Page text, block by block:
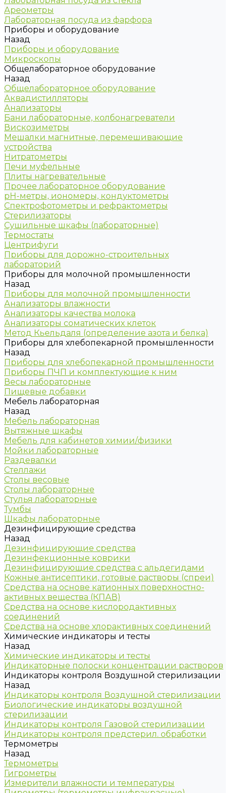
Ареометры
Лабораторная посуда из фарфора
Приборы и оборудование
Назад
Приборы и оборудование
Микроскопы
Общелабораторное оборудование
Назад
Общелабораторное оборудование
Аквадистилляторы
Анализаторы
Бани лабораторные, колбонагреватели
Вискозиметры
Мешалки магнитные, перемешивающие
устройства
Нитратометры
Печи муфельные
Плиты нагревательные
Прочее лабораторное оборудование
рН-метры, иономеры, кондуктометры
Спектрофотометры и рефрактометры
Стерилизаторы
Сушильные шкафы (лабораторные)
Термостаты
Центрифуги
Приборы для дорожно-строительных
лабораторий
Приборы для молочной промышленности
Назад
Приборы для молочной промышленности
Анализаторы влажности
Анализаторы качества молока
Анализаторы соматических клеток
Метод Кьельдаля (определение азота и белка)
Приборы для хлебопекарной промышленности
Назад
Приборы для хлебопекарной промышленности
Приборы ПЧП и комплектующие к ним
Весы лабораторные
Пищевые добавки
Мебель лабораторная
Назад
Мебель лабораторная
Вытяжные шкафы
Мебель для кабинетов химии/физики
Мойки лабораторные
Раздевалки
Стеллажи
Столы весовые
Столы лабораторные
Стулья лабораторные
Тумбы
Шкафы лабораторные
Дезинфицирующие средства
Назад
Дезинфицирующие средства
Дезинфекционные коврики
Дезинфицирующие средства с альдегидами
Кожные антисептики, готовые растворы (спреи)
Средства на основе катионных поверхностно-
активных вещества (КПАВ)
Средства на основе кислородактивных
соединений
Средства на основе хлорактивных соединений
Химические индикаторы и тесты
Назад
Химические индикаторы и тесты
Индикаторные полоски концентрации растворов
Индикаторы контроля Воздушной стерилизации
Назад
Индикаторы контроля Воздушной стерилизации
Биологические индикаторы воздушной
стерилизации
Индикаторы контроля Газовой стерилизации
Индикаторы контроля предстерил. обработки
Термометры
Назад
Термометры
Гигрометры
Измерители влажности и температуры